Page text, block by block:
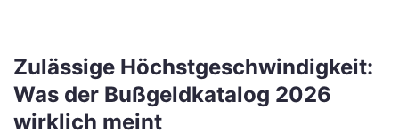
Zulässige Höchstgeschwindigkeit:
Was der Bußgeldkatalog 2026
wirklich meint